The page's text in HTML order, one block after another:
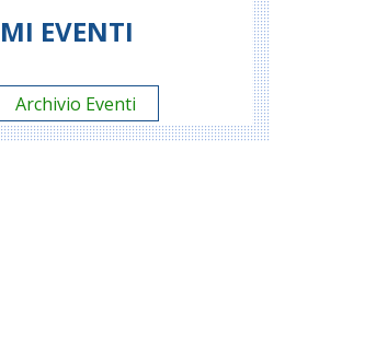
EVENTI
Archivio Eventi